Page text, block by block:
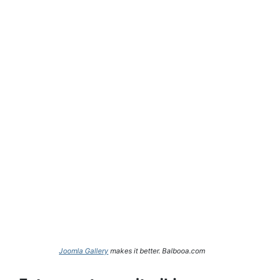
Joomla Gallery makes it better. Balbooa.com